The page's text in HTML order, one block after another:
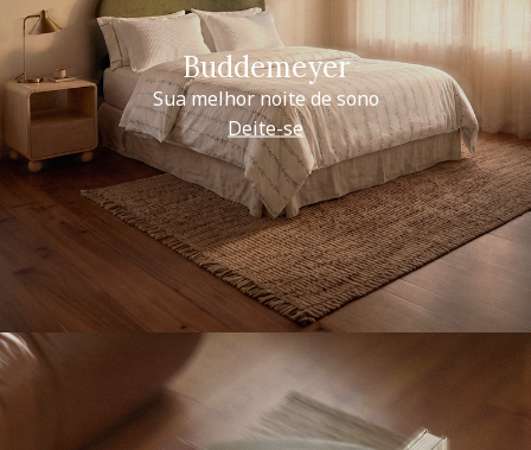
Buddemeyer
Sua melhor noite de sono
Deite-se